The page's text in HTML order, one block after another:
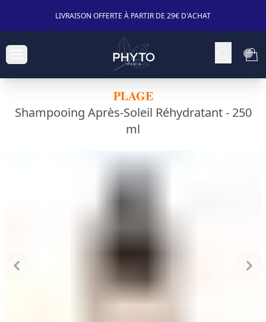
LIVRAISON OFFERTE À PARTIR DE 29€ D'ACHAT
PLAGE
Shampooing Après-Soleil Réhydratant - 250
ml